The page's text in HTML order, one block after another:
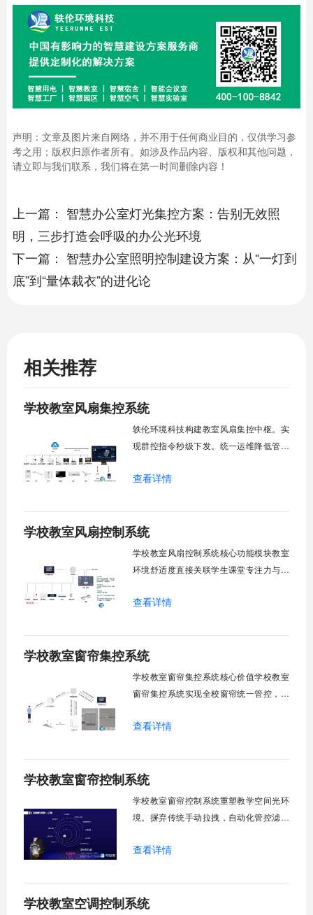
声明：文章及图片来自网络，并不用于任何商业目的，仅供学习参
考之用；版权归原作者所有。如涉及作品内容、版权和其他问题，
请立即与我们联系，我们将在第一时间删除内容！
上一篇： 智慧办公室灯光集控方案：告别无效照
明，三步打造会呼吸的办公光环境
下一篇： 智慧办公室照明控制建设方案：从“一灯到
底”到“量体裁衣”的进化论
相关推荐
学校教室风扇集控系统
轶伦环境科技构建教室风扇集控中枢。实
现群控指令秒级下发。统一运维降低管理
巡检盲区。保障教学环境温湿度适宜。数
块清单：远程集中控制。智能定时调度。
环境自适应调节。能耗监测统计。故障预
警诊断。权限分级管理。一、远程集中控
制1.
查看详情
学校教室风扇控制系统
学校教室风扇控制系统核心功能模块教室
环境舒适度直接关联学生课堂专注力与学
领域，打造教室风扇控制系统，实现温度
分组联动、安全防护六大模块一体化运
行，为学校提供精细化风扇管理方案。
一、温度感知模块1.1 多点温度采集教
查看详情
学校教室窗帘集控系统
学校教室窗帘集控系统核心价值学校教室
窗帘集控系统实现全校窗帘统一管控，提
能化改造后，一键完成全校窗帘开合，节
生视力健康，营造舒适教学环境。节能减
排效果显著，延长窗帘使用寿命，降低学
校运营维护成本。一、集中控制功能1. 全
查看详情
学校教室窗帘控制系统
学校教室窗帘控制系统重塑教学空间光环
境。摒弃传统手动拉拽，自动化管控滤除
足，节能降耗。精准适配多媒体教学、考
能智慧校园生态升级。智能光感调节1. 动
态光照追踪实时捕捉室外照度参数。光照
查看详情
学校教室空调控制系统